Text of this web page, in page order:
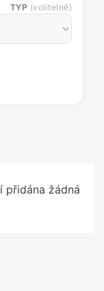
TYP (volitelně)
přidána žádná